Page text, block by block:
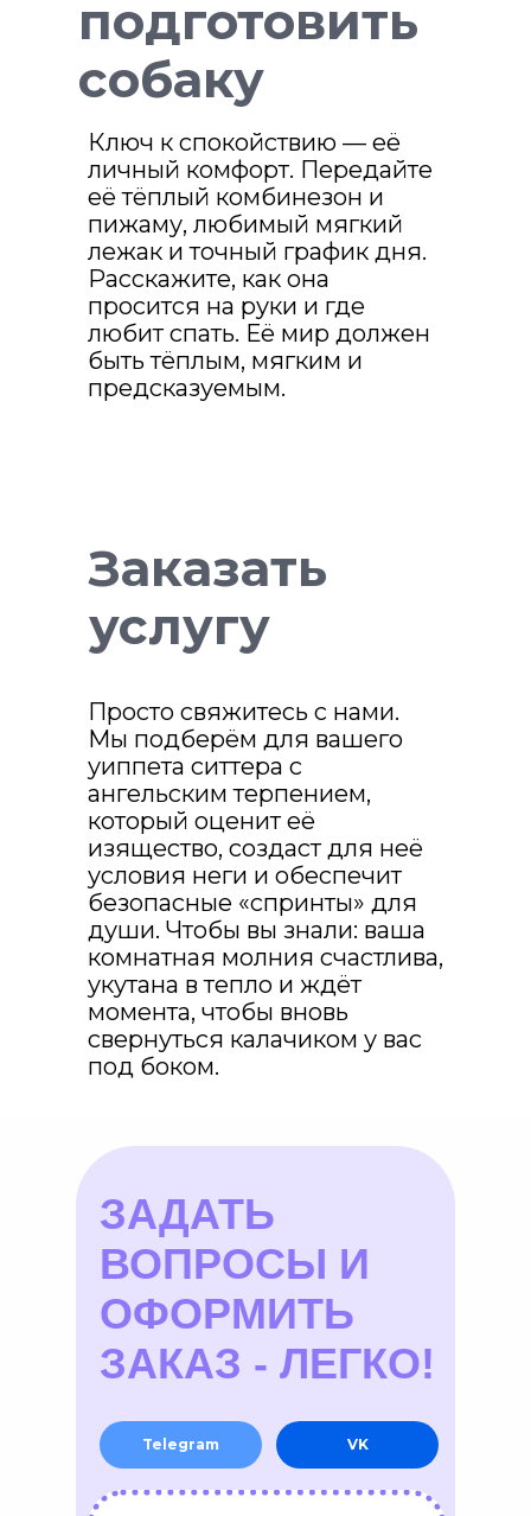
подготовить
собаку
Ключ к спокойствию — её
личный комфорт. Передайте
её тёплый комбинезон и
пижаму, любимый мягкий
лежак и точный график дня.
Расскажите, как она
просится на руки и где
любит спать. Её мир должен
быть тёплым, мягким и
предсказуемым.
Заказать
услугу
Просто свяжитесь с нами.
Мы подберём для вашего
уиппета ситтера с
ангельским терпением,
который оценит её
изящество, создаст для неё
условия неги и обеспечит
безопасные «спринты» для
души. Чтобы вы знали: ваша
комнатная молния счастлива,
укутана в тепло и ждёт
момента, чтобы вновь
свернуться калачиком у вас
под боком.
ЗАДАТЬ
ВОПРОСЫ И
ОФОРМИТЬ
ЗАКАЗ - ЛЕГКО!
Telegram VK